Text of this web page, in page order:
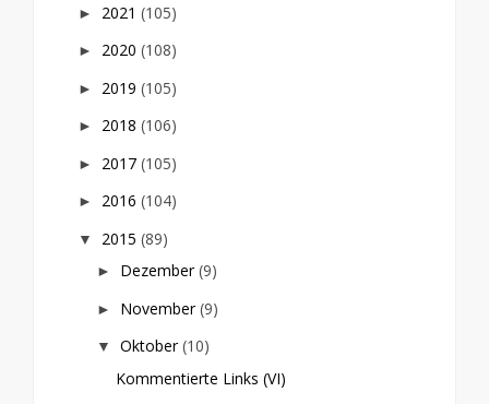
► 2021 (105)
► 2020 (108)
► 2019 (105)
► 2018 (106)
► 2017 (105)
► 2016 (104)
▼ 2015 (89)
► Dezember(9)
► November(9)
▼ Oktober(10)
Kommentierte Links (VI)